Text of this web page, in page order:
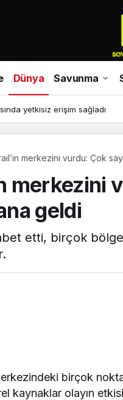
Dünya Savunma
yetkisiz erişim sağladı
merkezini vurdu: Çok
merkezini
geldi
etti, birçok
birçok
kaynaklar olayın